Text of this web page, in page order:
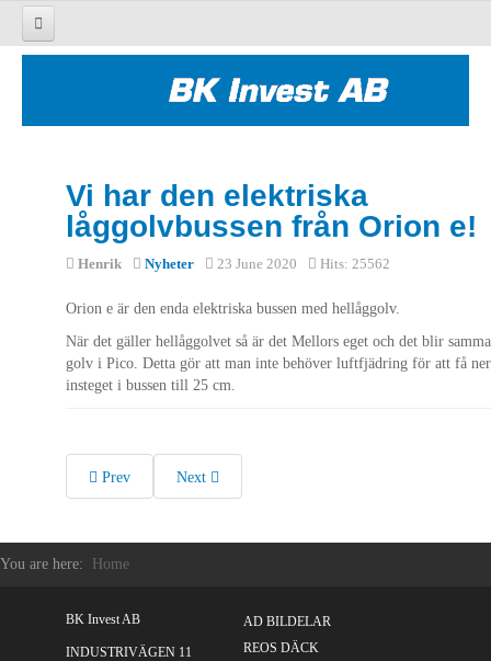
NYTT & BEGAGNAT
EFTERMARKNAD
Vi har den elektriska
låggolvbussen från Orion e!
Henrik Nyheter 23 June 2020 Hits: 25562
Orion e är den enda elektriska bussen med hellåggolv.
När det gäller hellåggolvet så är det Mellors eget och det blir samma
golv i Pico. Detta gör att man inte behöver luftfjädring för att få ner
insteget i bussen till 25 cm.
Prev Next
You are here: Home
BK Invest AB
INDUSTRIVÄGEN 11
AD BILDELAR
REOS DÄCK